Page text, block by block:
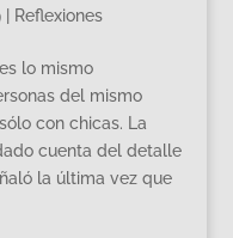
| Reflexiones
lo mismo
del mismo
con chicas. La
cuenta del detalle
la última vez que